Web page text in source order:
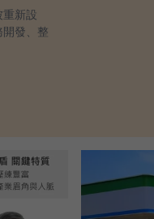
新設
發、整